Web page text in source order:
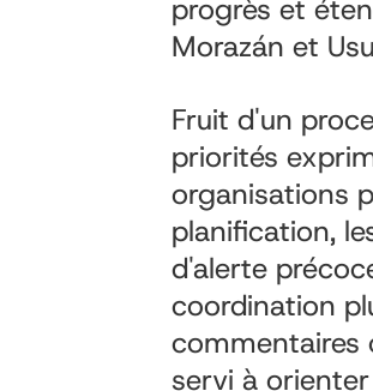
progrès et
Morazán et
Fruit d'un
priorités
organisations
planification,
d'alerte
coordination
commentaires
servi à